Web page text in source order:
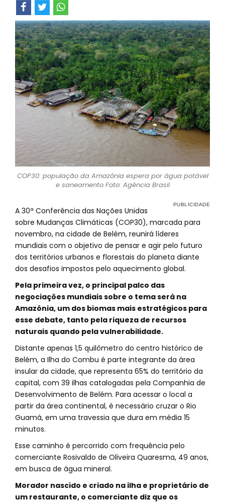
COP30: população da Amazônia espera por água potável
e saneamento Foto: Agência Brasil
A 30ª Conferência das Nações Unidas
sobre Mudanças Climáticas (COP30), marcada para
novembro, na cidade de Belém, reunirá líderes
mundiais com o objetivo de pensar e agir pelo futuro
dos territórios urbanos e florestais do planeta diante
dos desafios impostos pelo aquecimento global.
Pela primeira vez, o principal palco das
negociações mundiais sobre o tema será na
Amazônia, um dos biomas mais estratégicos para
esse debate, tanto pela riqueza de recursos
naturais quando pela vulnerabilidade.
Distante apenas 1,5 quilômetro do centro histórico de
Belém, a Ilha do Combu é parte integrante da área
insular da cidade, que representa 65% do território da
capital, com 39 ilhas catalogadas pela Companhia de
Desenvolvimento de Belém. Para acessar o local a
partir da área continental, é necessário cruzar o Rio
Guamá, em uma travessia que dura em média 15
minutos.
Esse caminho é percorrido com frequência pelo
comerciante Rosivaldo de Oliveira Quaresma, 49 anos,
em busca de água mineral.
Morador nascido e criado na ilha e proprietário de
um restaurante, o comerciante diz que os